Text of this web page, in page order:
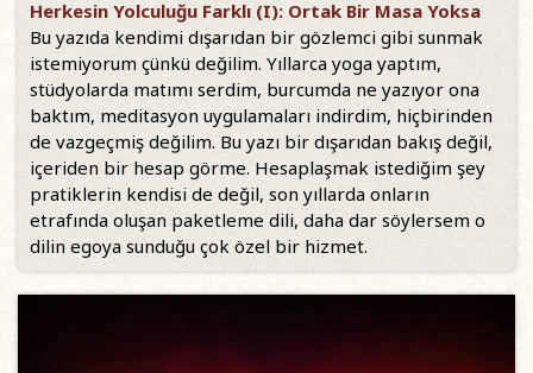
Herkesin Yolculuğu Farklı (I): Ortak Bir Masa Yoksa
Bu yazıda kendimi dışarıdan bir gözlemci gibi sunmak
istemiyorum çünkü değilim. Yıllarca yoga yaptım,
stüdyolarda matımı serdim, burcumda ne yazıyor ona
baktım, meditasyon uygulamaları indirdim, hiçbirinden
de vazgeçmiş değilim. Bu yazı bir dışarıdan bakış değil,
içeriden bir hesap görme. Hesaplaşmak istediğim şey
pratiklerin kendisi de değil, son yıllarda onların
etrafında oluşan paketleme dili, daha dar söylersem o
dilin egoya sunduğu çok özel bir hizmet.